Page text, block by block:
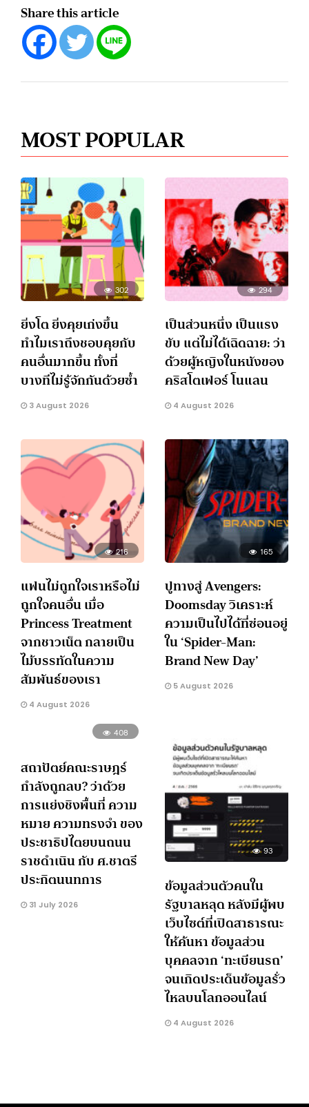
Share this article
MOST POPULAR
302
ยิ่งโต ยิ่งคุยเก่งขึ้น
ทำไมเราถึงชอบคุยกับ
คนอื่นมากขึ้น ทั้งที่
บางทีไม่รู้จักกันด้วยซ้ำ
3 August 2026
294
เป็นส่วนหนึ่ง เป็นแรง
ขับ แต่ไม่ได้เฉิดฉาย: ว่า
ด้วยผู้หญิงในหนังของ
คริสโตเฟอร์ โนแลน
4 August 2026
216
แฟนไม่ถูกใจเราหรือไม่
ถูกใจคนอื่น เมื่อ
Princess Treatment
จากชาวเน็ต กลายเป็น
ไม้บรรทัดในความ
สัมพันธ์ของเรา
4 August 2026
165
ปูทางสู่ Avengers:
Doomsday วิเคราะห์
ความเป็นไปได้ที่ซ่อนอยู่
ใน ‘Spider-Man:
Brand New Day’
5 August 2026
408
สถาปัตย์คณะราษฎร์
กำลังถูกลบ? ว่าด้วย
การแย่งชิงพื้นที่ ความ
หมาย ความทรงจำ ของ
ประชาธิปไตยบนถนน
ราชดำเนิน กับ ศ.ชาตรี
ประกิตนนทการ
31 July 2026
93
ข้อมูลส่วนตัวคนใน
รัฐบาลหลุด หลังมีผู้พบ
เว็บไซต์ที่เปิดสาธารณะ
ให้ค้นหา ข้อมูลส่วน
บุคคลจาก ‘ทะเบียนรถ’
จนเกิดประเด็นข้อมูลรั่ว
ไหลบนโลกออนไลน์
4 August 2026